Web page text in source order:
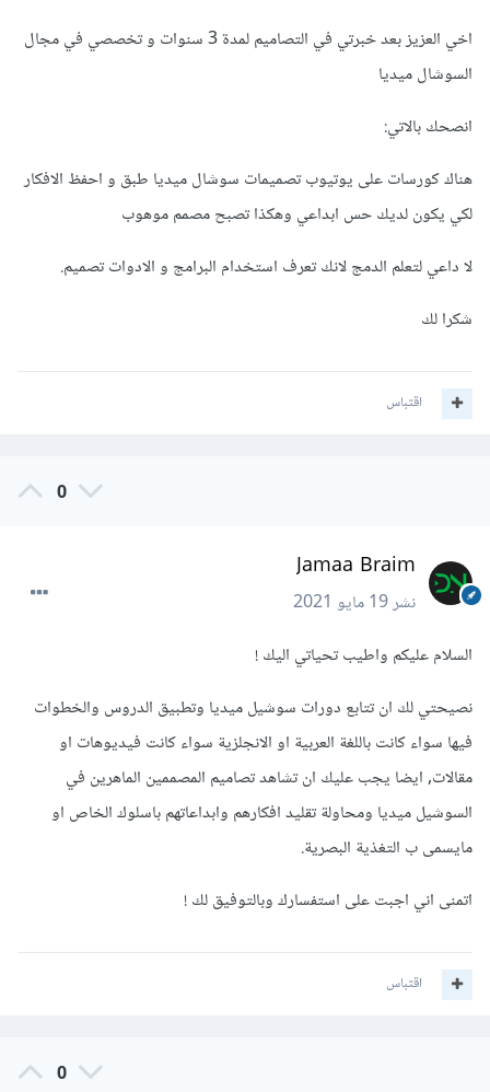
اخي العزيز بعد خبرتي في التصاميم لمدة 3 سنوات و تخصصي في مجال
السوشال ميديا
انصحك بالاتي:
هناك كورسات على يوتيوب تصميمات سوشال ميديا طبق و احفظ الافكار
لكي يكون لديك حس ابداعي وهكذا تصبح مصمم موهوب
لا داعي لتعلم الدمج لانك تعرف استخدام البرامج و الادوات تصميم.
شكرا لك
اقتباس
0
Jamaa Braim
نشر19 مايو 2021
السلام عليكم واطيب تحياتي اليك !
نصيحتي لك ان تتابع دورات سوشيل ميديا وتطبيق الدروس والخطوات
فيها سواء كانت باللغة العربية او الانجلزية سواء كانت فيديوهات او
مقالات, ايضا يجب عليك ان تشاهد تصاميم المصممين الماهرين في
السوشيل ميديا ومحاولة تقليد افكارهم وابداعاتهم باسلوك الخاص او
مايسمى ب التغذية البصرية.
اتمنى اني اجبت على استفسارك وبالتوفيق لك !
اقتباس
0